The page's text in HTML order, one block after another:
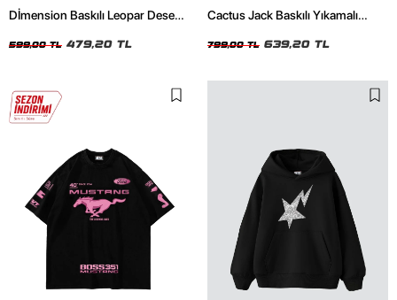
Dİmension Baskılı Leopar Desenli
Tshirt
599,00 TL 479,20 TL
Cactus Jack Baskılı Yıkamalı
799,00 TL 639,20 TL